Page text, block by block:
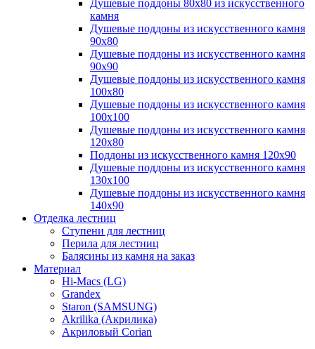
Душевые поддоны 80х80 из искусственного
камня
Душевые поддоны из искусственного камня
90х80
Душевые поддоны из искусственного камня
90х90
Душевые поддоны из искусственного камня
100х80
Душевые поддоны из искусственного камня
100х100
Душевые поддоны из искусственного камня
120х80
Поддоны из искусственного камня 120х90
Душевые поддоны из искусственного камня
130х100
Душевые поддоны из искусственного камня
140х90
Отделка лестниц
Ступени для лестниц
Перила для лестниц
Балясины из камня на заказ
Материал
Hi-Macs (LG)
Grandex
Staron (SAMSUNG)
Akrilika (Акрилика)
Акриловый Corian